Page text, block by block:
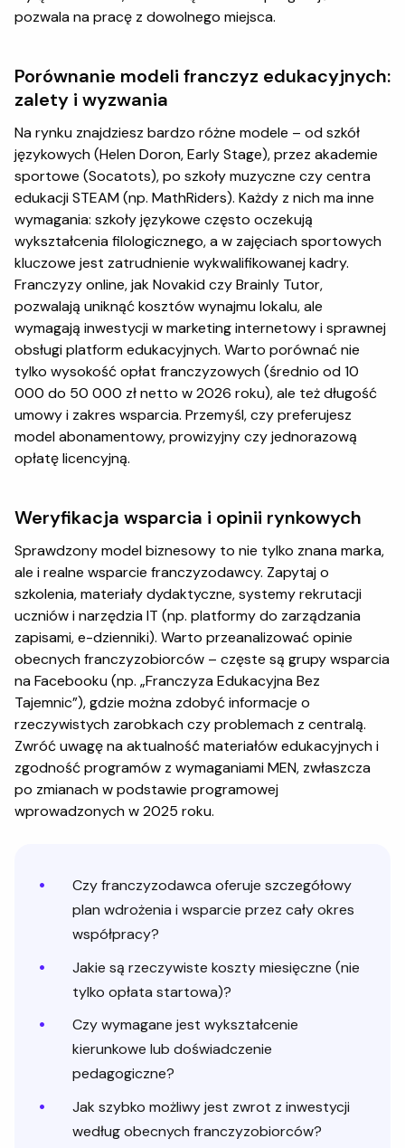
pozwala na pracę z dowolnego miejsca.
Porównanie modeli franczyz edukacyjnych:
zalety i wyzwania
Na rynku znajdziesz bardzo różne modele – od szkół
językowych (Helen Doron, Early Stage), przez akademie
sportowe (Socatots), po szkoły muzyczne czy centra
edukacji STEAM (np. MathRiders). Każdy z nich ma inne
wymagania: szkoły językowe często oczekują
wykształcenia filologicznego, a w zajęciach sportowych
kluczowe jest zatrudnienie wykwalifikowanej kadry.
Franczyzy online, jak Novakid czy Brainly Tutor,
pozwalają uniknąć kosztów wynajmu lokalu, ale
wymagają inwestycji w marketing internetowy i sprawnej
obsługi platform edukacyjnych. Warto porównać nie
tylko wysokość opłat franczyzowych (średnio od 10
000 do 50 000 zł netto w 2026 roku), ale też długość
umowy i zakres wsparcia. Przemyśl, czy preferujesz
model abonamentowy, prowizyjny czy jednorazową
opłatę licencyjną.
Weryfikacja wsparcia i opinii rynkowych
Sprawdzony model biznesowy to nie tylko znana marka,
ale i realne wsparcie franczyzodawcy. Zapytaj o
szkolenia, materiały dydaktyczne, systemy rekrutacji
uczniów i narzędzia IT (np. platformy do zarządzania
zapisami, e-dzienniki). Warto przeanalizować opinie
obecnych franczyzobiorców – częste są grupy wsparcia
na Facebooku (np. „Franczyza Edukacyjna Bez
Tajemnic”), gdzie można zdobyć informacje o
rzeczywistych zarobkach czy problemach z centralą.
Zwróć uwagę na aktualność materiałów edukacyjnych i
zgodność programów z wymaganiami MEN, zwłaszcza
po zmianach w podstawie programowej
wprowadzonych w 2025 roku.
Czy franczyzodawca oferuje szczegółowy
plan wdrożenia i wsparcie przez cały okres
współpracy?
Jakie są rzeczywiste koszty miesięczne (nie
tylko opłata startowa)?
Czy wymagane jest wykształcenie
kierunkowe lub doświadczenie
pedagogiczne?
Jak szybko możliwy jest zwrot z inwestycji
według obecnych franczyzobiorców?